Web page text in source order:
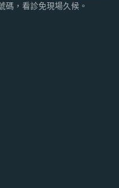
，看診免現場久候。